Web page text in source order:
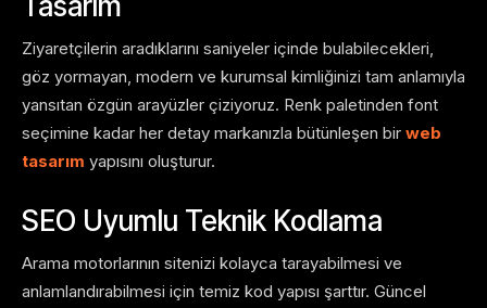
Ziyaretçilerin aradıklarını saniyeler içinde bulabilecekleri,
göz yormayan, modern ve kurumsal kimliğinizi tam anlamıyla
yansıtan özgün arayüzler çiziyoruz. Renk paletinden font
seçimine kadar her detay markanızla bütünleşen bir web
tasarım yapısını oluşturur.
SEO Uyumlu Teknik Kodlama
Arama motorlarının sitenizi kolayca tarayabilmesi ve
anlamlandırabilmesi için temiz kod yapısı şarttır. Güncel